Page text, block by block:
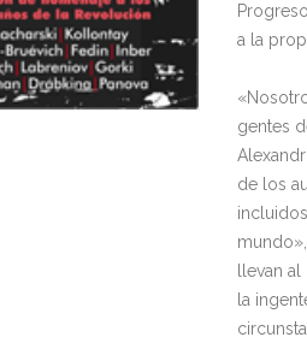
a la
gentes
de los
llevan
la